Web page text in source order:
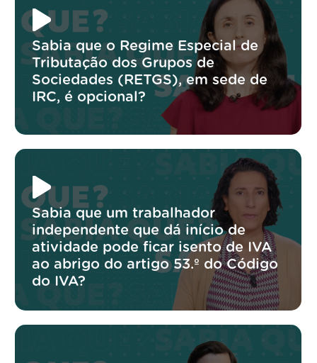
Sabia que o Regime Especial de
Tributação dos Grupos de
Sociedades (RETGS), em sede de
IRC, é opcional?
Sabia que um trabalhador
independente que dá início de
atividade pode ficar isento de IVA
ao abrigo do artigo 53.º do Código
do IVA?